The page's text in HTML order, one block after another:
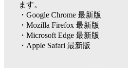
ます。
・Google Chrome 最新版
・Mozilla Firefox 最新版
・Microsoft Edge 最新版
・Apple Safari 最新版